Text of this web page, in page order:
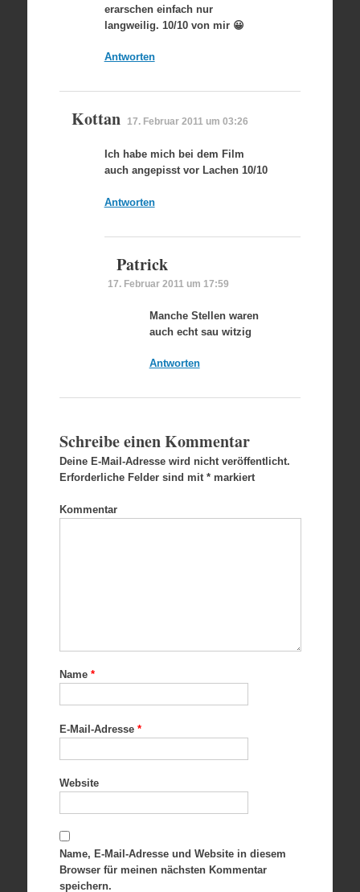
erarschen einfach nur
langweilig. 10/10 von mir 😀
Antworten
Kottan 17. Februar 2011 um 03:26
Ich habe mich bei dem Film
auch angepisst vor Lachen 10/10
Antworten
Patrick
17. Februar 2011 um 17:59
Manche Stellen waren
auch echt sau witzig
Antworten
Schreibe einen Kommentar
Deine E-Mail-Adresse wird nicht veröffentlicht.
Erforderliche Felder sind mit *markiert
Kommentar
Name *
E-Mail-Adresse *
Website
Name, E-Mail-Adresse und Website in diesem
Browser für meinen nächsten Kommentar
speichern.